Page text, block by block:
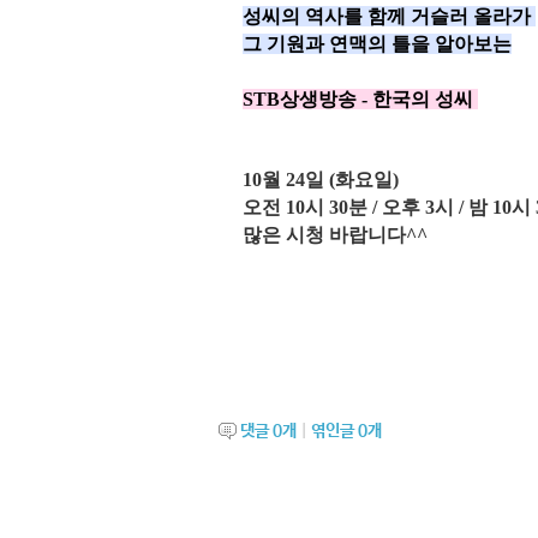
성씨의 역사를 함께 거슬러 올라가
그 기원과 연맥의 틀을 알아보는
STB상생방송 - 한국의 성씨
10월 24일 (화요일)
오전 10시 30분 / 오후 3시 / 밤 10시
많은 시청 바랍니다^^
댓글0개 엮인글0개